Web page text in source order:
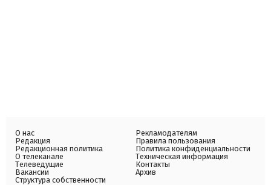
О нас
Редакция
Редакционная политика
О телеканале
Телеведущие
Вакансии
Структура собственности
Рекламодателям
Правила пользования
Политика конфиденциальности
Техническая информация
Контакты
Архив